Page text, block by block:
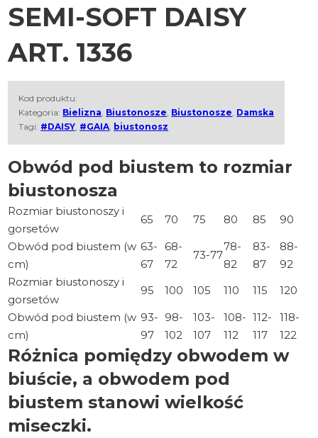
SEMI-SOFT DAISY
ART. 1336
Kod produktu:
Kategoria: Bielizna Biustonosze Biustonosze Damska
Tagi: #DAISY #GAIA biustonosz
Obwód pod biustem to rozmiar
biustonosza
Rozmiar biustonoszy i
gorsetów
65 70 75 80 85
90
Obwód pod biustem (w
cm)
63-
67
68-
72
73-77
78-
82
83-
87
88-
92
Rozmiar biustonoszy i
gorsetów
95 100 105 110 115
120
Obwód pod biustem (w
cm)
93-
97
98-
102
103-
107
108-
112
112-
117
118-
122
Różnica pomiędzy obwodem w
biuście, a obwodem pod
biustem stanowi wielkość
miseczki.